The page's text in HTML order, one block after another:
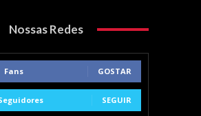
Nossas Redes
Fans GOSTAR
SEGUIR